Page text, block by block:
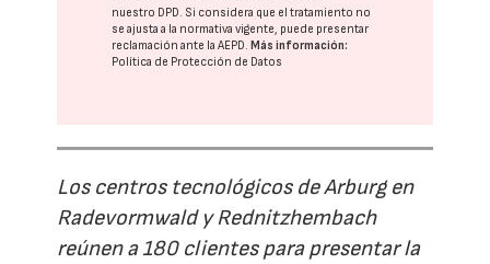
nuestro DPD . Si considera que el tratamiento no
se ajusta a la normativa vigente, puede presentar
reclamación ante laAEPD .Más información:
Política de Protección de Datos
Los centros tecnológicos de Arburg en
Radevormwald y Rednitzhembach
reúnen a 180 clientes para presentar la